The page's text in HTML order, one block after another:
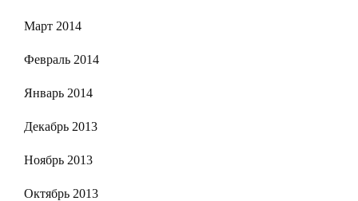
Март 2014
Февраль 2014
Январь 2014
Декабрь 2013
Ноябрь 2013
Октябрь 2013